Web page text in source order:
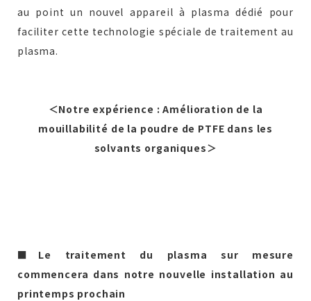
au point un nouvel appareil à plasma dédié pour
faciliter cette technologie spéciale de traitement au
plasma.
＜Notre expérience : Amélioration de la
mouillabilité de la poudre de PTFE dans les
solvants organiques＞
■Le traitement du plasma sur mesure
commencera dans notre nouvelle installation au
printemps prochain